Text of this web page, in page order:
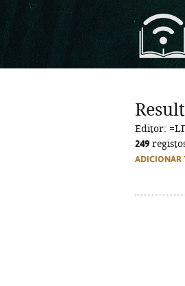
Editor:
249
ADICIONAR